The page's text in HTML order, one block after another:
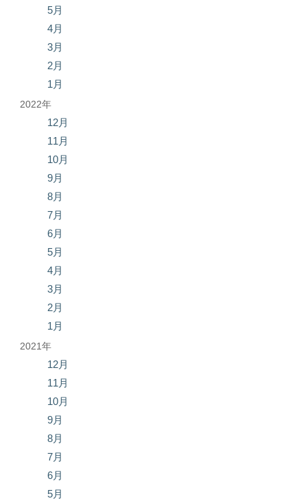
5月
4月
3月
2月
1月
2022年
12月
11月
10月
9月
8月
7月
6月
5月
4月
3月
2月
1月
2021年
12月
11月
10月
9月
8月
7月
6月
5月